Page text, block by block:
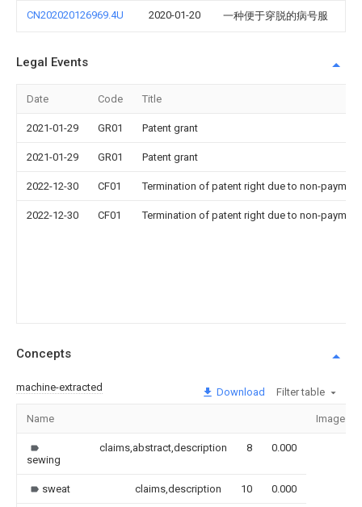
CN202020126969.4U 2020-01-20 一种便于穿脱的病号服
Legal Events
Date Code Title
2021-01-29 GR01 Patent grant
2021-01-29 GR01 Patent grant
2022-12-30 CF01 Termination of patent right due to non-
2022-12-30 CF01 Termination of patent right due to non-
Concepts
machine-extracted Download Filter table
Name Image
sewing
claims,abstract,description 8 0.000
sweat claims,description 10 0.000